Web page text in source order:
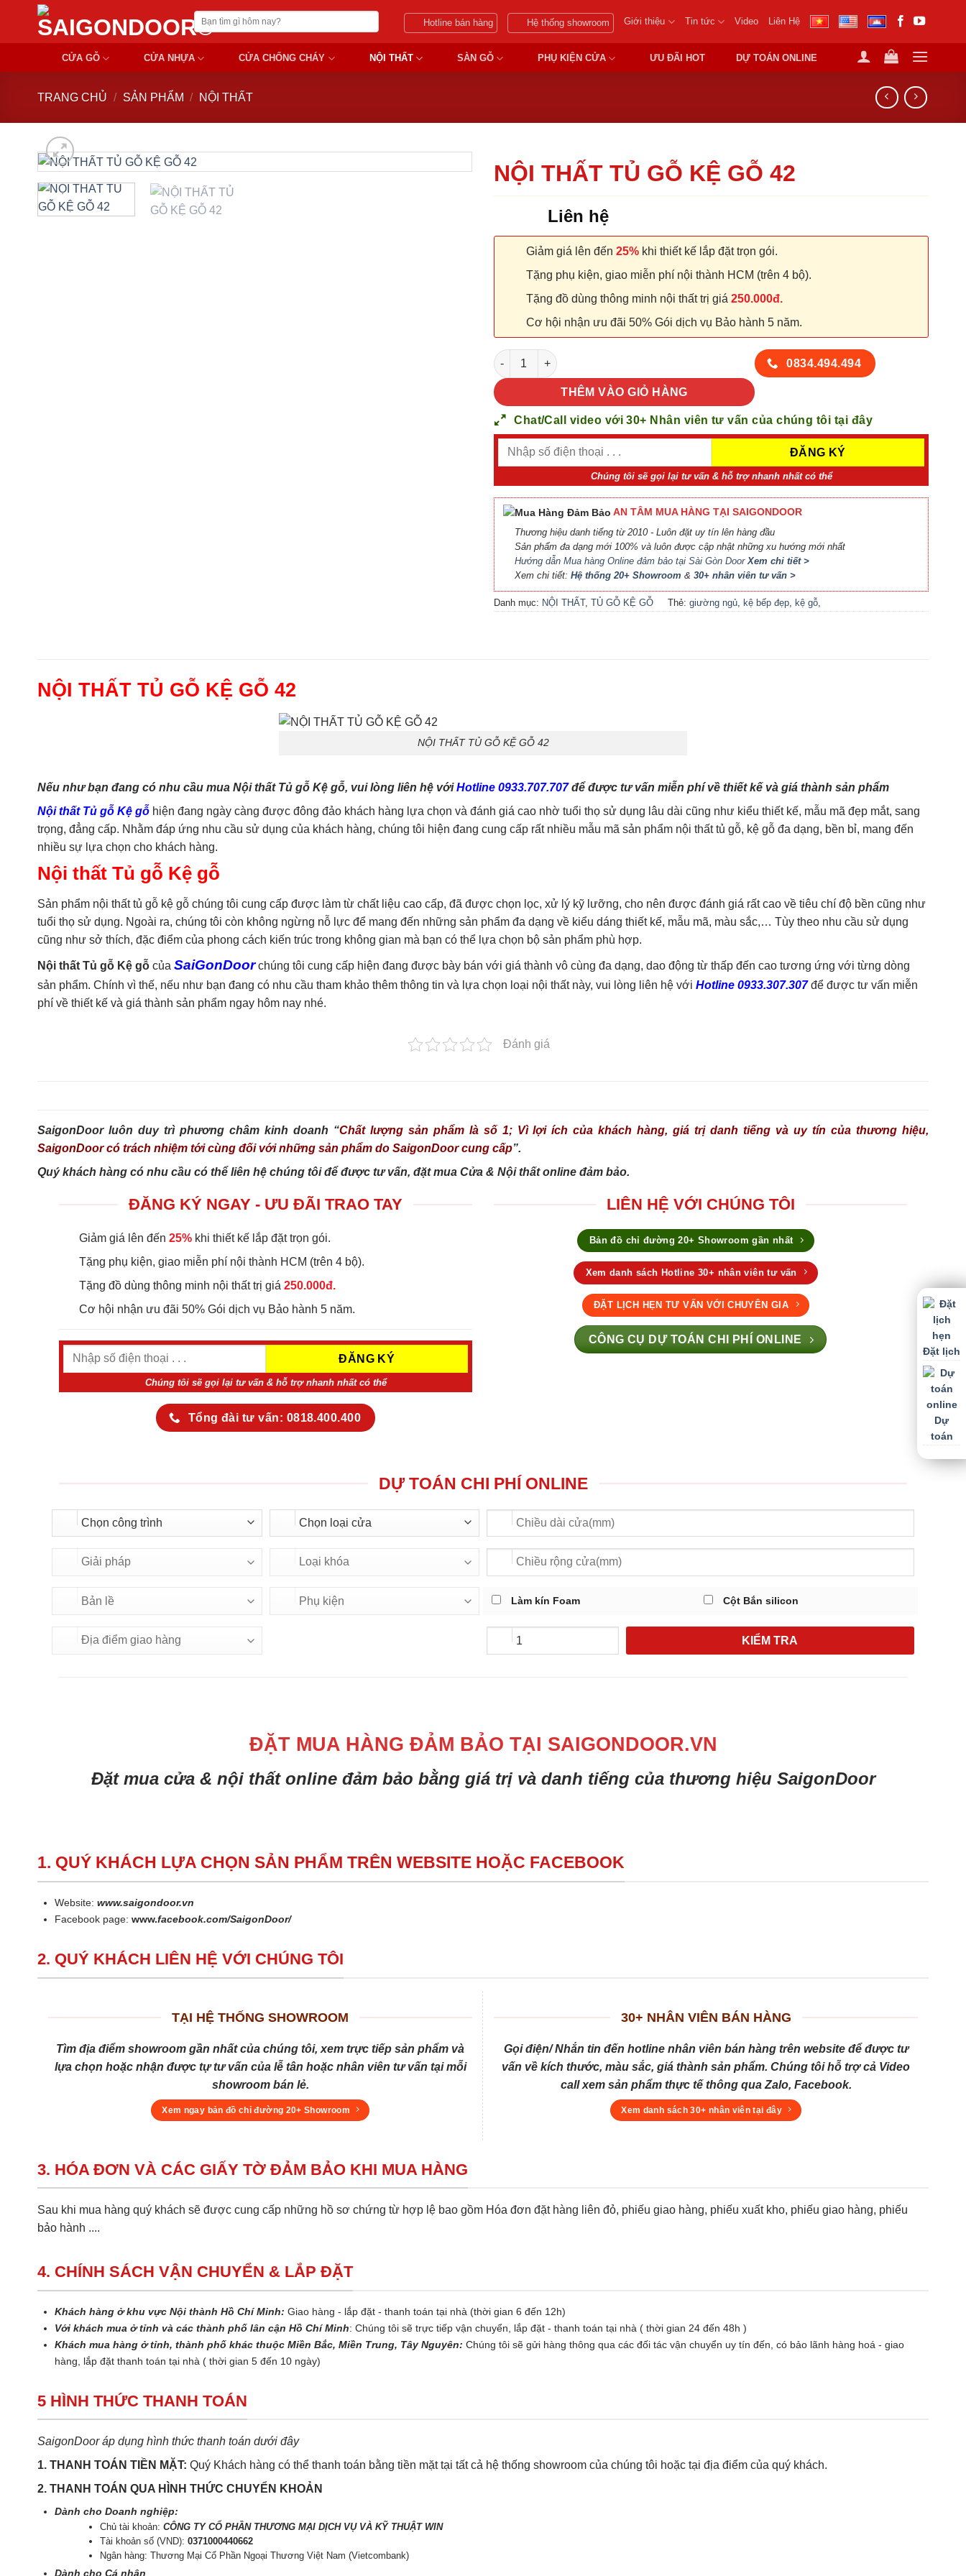
Chuyển
nội
Tìm
kiếm:
Hotline bán hàng Hệ thống showroom Giới thiệu Tin tức Video Liên Hệ
CỬA GỖ CỬA NHỰA CỬA CHỐNG CHÁY NỘI THẤT SÀN GỖ PHỤ KIỆN CỬA ƯU ĐÃI HOT DỰ TOÁN ONLINE
TRANG CHỦ / SẢN PHẨM / NỘI THẤT
NỘI THẤT TỦ GỖ KỆ GỖ 42
Liên hệ
Giảm giá lên đến 25% khi thiết kế lắp đặt trọn gói.
Tặng phụ kiện, giao miễn phí nội thành HCM (trên 4 bộ).
Tặng đồ dùng thông minh nội thất trị giá 250.000đ.
Cơ hội nhận ưu đãi 50% Gói dịch vụ Bảo hành 5 năm.
NỘI THẤT TỦ GỖ KỆ GỖ 42 số lượng
THÊM VÀO GIỎ HÀNG
0834.494.494
Chat/Call video với 30+ Nhân viên tư vấn của chúng tôi tại đây
Chúng tôi sẽ gọi lại tư vấn & hỗ trợ nhanh nhất có thể
AN TÂM MUA HÀNG TẠI SAIGONDOOR
Thương hiệu danh tiếng từ 2010 - Luôn đặt uy tín lên hàng đầu
Sản phẩm đa dạng mới 100% và luôn được cập nhật những xu hướng mới nhất
Hướng dẫn Mua hàng Online đảm bảo tại Sài Gòn DoorXem chi tiết >
Xem chi tiết: Hệ thống 20+ Showroom & 30+ nhân viên tư vấn >
Danh mục: NỘI THẤT, TỦ GỖ KỆ GỖ Thẻ: giường ngủ, kệ bếp đẹp, kệ gỗ,
NỘI THẤT TỦ GỖ KỆ GỖ 42
NỘI THẤT TỦ GỖ KỆ GỖ 42
Nếu như bạn đang có nhu cầu mua Nội thất Tủ gỗ Kệ gỗ, vui lòng liên hệ vớiHotline 0933.707.707để được tư vấn miễn phí về thiết kế và giá thành sản phẩm
Nội thất Tủ gỗ Kệ gỗ hiện đang ngày càng được đông đảo khách hàng lựa chọn và đánh giá cao nhờ tuổi thọ sử dụng lâu dài cũng như kiểu thiết kế, mẫu mã đẹp mắt, sang
trọng, đẳng cấp. Nhằm đáp ứng nhu cầu sử dụng của khách hàng, chúng tôi hiện đang cung cấp rất nhiều mẫu mã sản phẩm nội thất tủ gỗ, kệ gỗ đa dạng, bền bỉ, mang đến
nhiều sự lựa chọn cho khách hàng.
Nội thất Tủ gỗ Kệ gỗ
Sản phẩm nội thất tủ gỗ kệ gỗ chúng tôi cung cấp được làm từ chất liệu cao cấp, đã được chọn lọc, xử lý kỹ lưỡng, cho nên được đánh giá rất cao về tiêu chí độ bền cũng như
tuổi thọ sử dụng. Ngoài ra, chúng tôi còn không ngừng nỗ lực để mang đến những sản phẩm đa dạng về kiểu dáng thiết kế, mẫu mã, màu sắc,… Tùy theo nhu cầu sử dụng
cũng như sở thích, đặc điểm của phong cách kiến trúc trong không gian mà bạn có thể lựa chọn bộ sản phẩm phù hợp.
Nội thất Tủ gỗ Kệ gỗ của SaiGonDoorchúng tôi cung cấp hiện đang được bày bán với giá thành vô cùng đa dạng, dao động từ thấp đến cao tương ứng với từng dòng
sản phẩm. Chính vì thế, nếu như bạn đang có nhu cầu tham khảo thêm thông tin và lựa chọn loại nội thất này, vui lòng liên hệ với Hotline 0933.307.307để được tư vấn miễn
phí về thiết kế và giá thành sản phẩm ngay hôm nay nhé.
Đánh giá
SaigonDoor luôn duy trì phương châm kinh doanh “Chất lượng sản phẩm là số 1; Vì lợi ích của khách hàng, giá trị danh tiếng và uy tín của thương hiệu,
SaigonDoor có trách nhiệm tới cùng đối với những sản phẩm do SaigonDoor cung cấp”.
Quý khách hàng có nhu cầu có thể liên hệ chúng tôi để được tư vấn, đặt mua Cửa & Nội thất online đảm bảo.
ĐĂNG KÝ NGAY - ƯU ĐÃI TRAO TAY
Giảm giá lên đến 25% khi thiết kế lắp đặt trọn gói.
Tặng phụ kiện, giao miễn phí nội thành HCM (trên 4 bộ).
Tặng đồ dùng thông minh nội thất trị giá 250.000đ.
Cơ hội nhận ưu đãi 50% Gói dịch vụ Bảo hành 5 năm.
Chúng tôi sẽ gọi lại tư vấn & hỗ trợ nhanh nhất có thể
Tổng đài tư vấn: 0818.400.400
LIÊN HỆ VỚI CHÚNG TÔI
Bản đồ chỉ đường 20+ Showroom gần nhất
Xem danh sách Hotline 30+ nhân viên tư vấn
ĐẶT LỊCH HẸN TƯ VẤN VỚI CHUYÊN GIA
CÔNG CỤ DỰ TOÁN CHI PHÍ ONLINE
DỰ TOÁN CHI PHÍ ONLINE
Làm kín Foam Cột Bắn silicon
KIỂM TRA
ĐẶT MUA HÀNG ĐẢM BẢO TẠI SAIGONDOOR.VN
Đặt mua cửa & nội thất online đảm bảo bằng giá trị và danh tiếng của thương hiệu SaigonDoor
1. QUÝ KHÁCH LỰA CHỌN SẢN PHẨM TRÊN WEBSITE HOẶC FACEBOOK
Website:www.saigondoor.vn
Facebook page:www.facebook.com/SaigonDoor/
2. QUÝ KHÁCH LIÊN HỆ VỚI CHÚNG TÔI
TẠI HỆ THỐNG SHOWROOM
Tìm địa điểm showroom gần nhất của chúng tôi, xem trực tiếp sản phẩm và
lựa chọn hoặc nhận được tự tư vấn của lễ tân hoặc nhân viên tư vấn tại mỗi
showroom bán lẻ.
Xem ngay bản đồ chỉ đường 20+ Showroom
30+ NHÂN VIÊN BÁN HÀNG
Gọi điện/ Nhắn tin đến hotline nhân viên bán hàng trên website để được tư
vấn về kích thước, màu sắc, giá thành sản phẩm. Chúng tôi hỗ trợ cả Video
call xem sản phẩm thực tế thông qua Zalo, Facebook.
Xem danh sách 30+ nhân viên tại đây
3. HÓA ĐƠN VÀ CÁC GIẤY TỜ ĐẢM BẢO KHI MUA HÀNG
Sau khi mua hàng quý khách sẽ được cung cấp những hồ sơ chứng từ hợp lệ bao gồm Hóa đơn đặt hàng liên đỏ, phiếu giao hàng, phiếu xuất kho, phiếu giao hàng, phiếu
bảo hành ....
4. CHÍNH SÁCH VẬN CHUYỂN & LẮP ĐẶT
Khách hàng ở khu vực Nội thành Hồ Chí Minh: Giao hàng - lắp đặt - thanh toán tại nhà (thời gian 6 đến 12h)
Với khách mua ở tỉnh và các thành phố lân cận Hồ Chí Minh: Chúng tôi sẽ trực tiếp vận chuyển, lắp đặt - thanh toán tại nhà ( thời gian 24 đến 48h )
Khách mua hàng ở tỉnh, thành phố khác thuộc Miền Bắc, Miền Trung, Tây Nguyên: Chúng tôi sẽ gửi hàng thông qua các đối tác vận chuyển uy tín đến, có bảo lãnh hàng hoá - giao
hàng, lắp đặt thanh toán tại nhà ( thời gian 5 đến 10 ngày)
5 HÌNH THỨC THANH TOÁN
SaigonDoor áp dụng hình thức thanh toán dưới đây
1. THANH TOÁN TIỀN MẶT: Quý Khách hàng có thể thanh toán bằng tiền mặt tại tất cả hệ thống showroom của chúng tôi hoặc tại địa điểm của quý khách.
2. THANH TOÁN QUA HÌNH THỨC CHUYỂN KHOẢN
Dành cho Doanh nghiệp:
Chủ tài khoản:CÔNG TY CỔ PHẦN THƯƠNG MẠI DỊCH VỤ VÀ KỸ THUẬT WIN
Tài khoản số (VND):0371000440662
Ngân hàng: Thương Mại Cổ Phần Ngoại Thương Việt Nam (Vietcombank)
Dành cho Cá nhân
Đặt lịch
Dự
toán